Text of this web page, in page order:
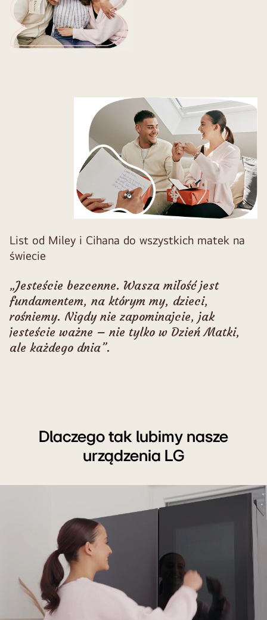
List od Miley i Cihana do wszystkich matek na
świecie
„Jesteście bezcenne. Wasza miłość jest
fundamentem, na którym my, dzieci,
rośniemy. Nigdy nie zapominajcie, jak
jesteście ważne – nie tylko w Dzień Matki,
ale każdego dnia”.
Dlaczego tak lubimy nasze
urządzenia LG